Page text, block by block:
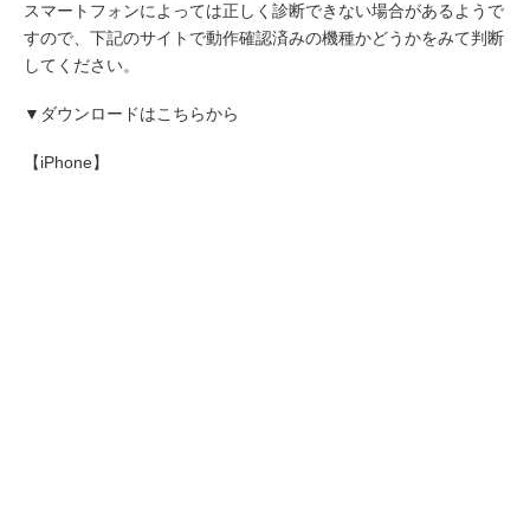
スマートフォンによっては正しく診断できない場合があるようで
すので、下記のサイトで動作確認済みの機種かどうかをみて判断
してください。
▼ダウンロードはこちらから
【iPhone】